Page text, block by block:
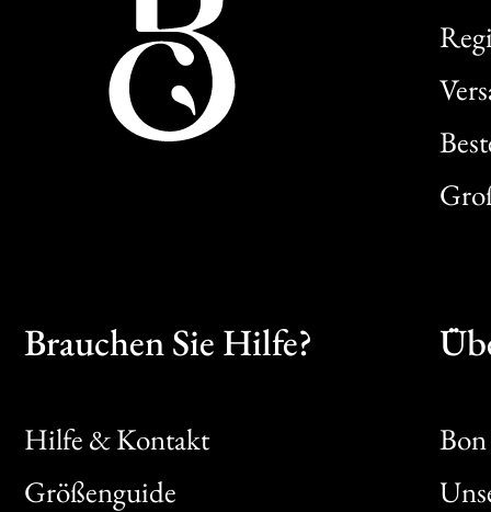
Brauchen Sie Hilfe?
Hilfe & Kontakt
Größenguide